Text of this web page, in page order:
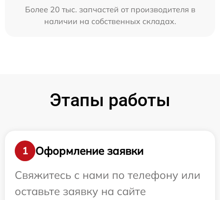
Более 20 тыс. запчастей от производителя в
наличии на собственных складах.
Этапы работы
1
Оформление заявки
Свяжитесь с нами по телефону или
оставьте заявку на сайте